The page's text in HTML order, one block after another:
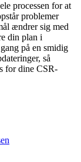
processen for at
problemer
ændrer sig med
din plan i
på en smidig
så
for dine CSR-